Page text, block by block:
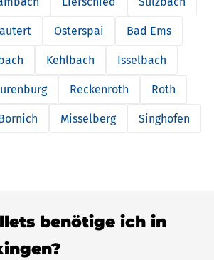
Osterspai Bad Ems
Kehlbach Isselbach
Reckenroth Roth
Misselberg Singhofen
benötige ich in